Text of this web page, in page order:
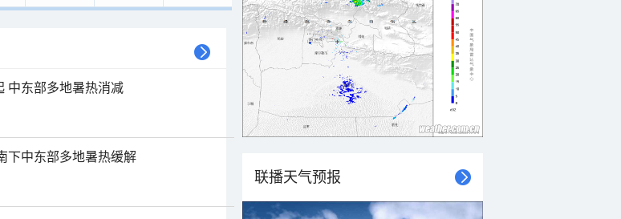
中东部多地暑热消减
下中东部多地暑热缓解
联播天气预报